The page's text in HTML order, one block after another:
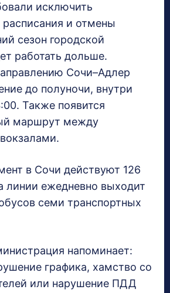
исключить
расписания и отмены
сезон городской
работать дольше.
Сочи–Адлер
до полуночи, внутри
Также появится
маршрут между
в Сочи действуют 126
линии ежедневно выходит
семи транспортных
напоминает:
графика, хамство со
или нарушение ПДД